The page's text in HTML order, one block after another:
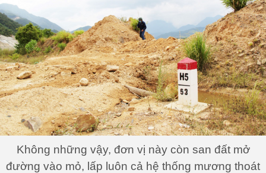
Không những vậy, đơn vị này còn san đất mở
đường vào mỏ, lấp luôn cả hệ thống mương thoát